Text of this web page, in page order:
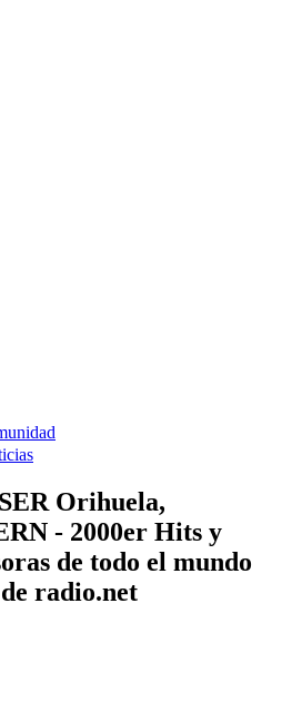
Orihuela,
- 2000er Hits y
de todo el mundo
radio.net